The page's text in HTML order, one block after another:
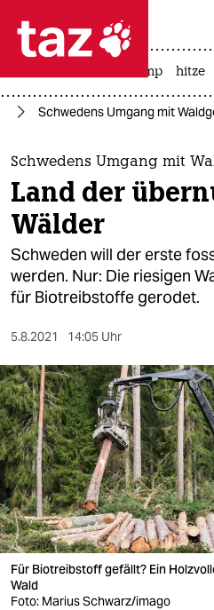
 taz zahl
taz zahl ich
themen
politik
öko
gesellschaft
sport
berlin
nord
wahrheit
verlag
verlag
veranstaltungen
usa unter trump hitze
Schwedens Umgang mit
Schwedens Umgang mit
Land der
Wälder
Schweden will der erste
werden. Nur: Die riesigen
für Biotreibstoffe gerodet.
5.8.2021 14:05 Uhr
Für Biotreibstoff gefällt? Ein
Wald
Foto: Marius Schwarz/imago